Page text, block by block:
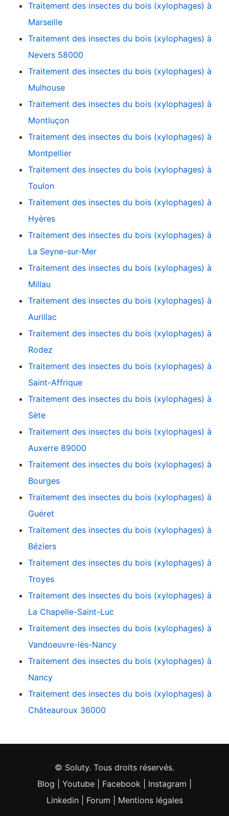
Traitement des insectes du bois (xylophages) à
Marseille
Traitement des insectes du bois (xylophages) à
Nevers 58000
Traitement des insectes du bois (xylophages) à
Mulhouse
Traitement des insectes du bois (xylophages) à
Montluçon
Traitement des insectes du bois (xylophages) à
Montpellier
Traitement des insectes du bois (xylophages) à
Toulon
Traitement des insectes du bois (xylophages) à
Hyères
Traitement des insectes du bois (xylophages) à
La Seyne-sur-Mer
Traitement des insectes du bois (xylophages) à
Millau
Traitement des insectes du bois (xylophages) à
Aurillac
Traitement des insectes du bois (xylophages) à
Rodez
Traitement des insectes du bois (xylophages) à
Saint-Affrique
Traitement des insectes du bois (xylophages) à
Sète
Traitement des insectes du bois (xylophages) à
Auxerre 89000
Traitement des insectes du bois (xylophages) à
Bourges
Traitement des insectes du bois (xylophages) à
Guéret
Traitement des insectes du bois (xylophages) à
Béziers
Traitement des insectes du bois (xylophages) à
Troyes
Traitement des insectes du bois (xylophages) à
La Chapelle-Saint-Luc
Traitement des insectes du bois (xylophages) à
Vandoeuvre-lès-Nancy
Traitement des insectes du bois (xylophages) à
Nancy
Traitement des insectes du bois (xylophages) à
Châteauroux 36000
© Soluty. Tous droits réservés.
Blog
Youtube Facebook Instagram
Linkedin| Forum Mentions légales